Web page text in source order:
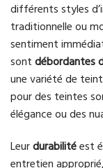
différents styles
traditionnelle ou
sentiment
sont débordantes
une variété de
pour des teintes
élégance ou des
Leurdurabilitéest
entretien